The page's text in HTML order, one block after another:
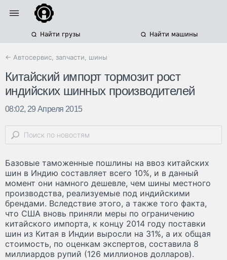
Найти грузы Найти машины
← Автосервис, запчасти, шины
Китайский импорт тормозит рост
индийских шинных производителей
08:02, 29 Апреля 2015
Базовые таможенные пошлины на ввоз китайских
шин в Индию составляет всего 10%, и в данный
момент они намного дешевле, чем шины местного
производства, реализуемые под индийскими
брендами. Вследствие этого, а также того факта,
что США вновь приняли меры по ограничению
китайского импорта, к концу 2014 году поставки
шин из Китая в Индии выросли на 31%, а их общая
стоимость, по оценкам экспертов, составила 8
миллиардов рупий (126 миллионов долларов).